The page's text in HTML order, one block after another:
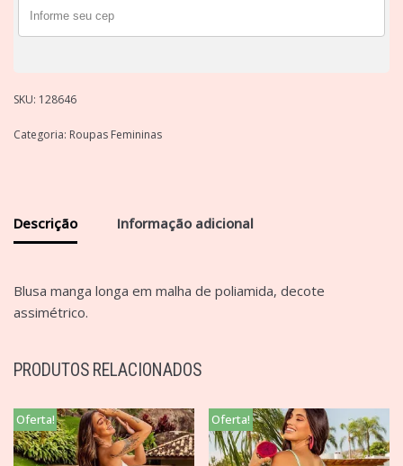
SKU: 128646
Categoria: Roupas Femininas
Descrição Informação adicional
Blusa manga longa em malha de poliamida, decote
assimétrico.
PRODUTOS RELACIONADOS
Oferta! Oferta!